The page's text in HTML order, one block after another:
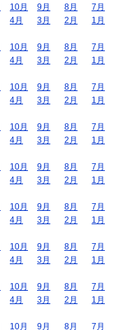
10月 9月 8月
7月
4月 3月 2月
1月
10月 9月 8月
7月
4月 3月 2月
1月
10月 9月 8月
7月
4月 3月 2月
1月
10月 9月 8月
7月
4月 3月 2月
1月
10月 9月 8月
7月
4月 3月 2月
1月
10月 9月 8月
7月
4月 3月 2月
1月
10月 9月 8月
7月
4月 3月 2月
1月
10月 9月 8月
7月
4月 3月 2月
1月
10月 9月 8月 7月